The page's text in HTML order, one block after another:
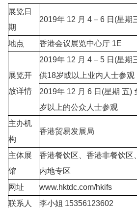
展览日
期
2019年 12 月 4 – 6 日(星期
地点 香港会议展览中心厅 1E
展览开
放详情
2019年 12 月 4 – 5 日(星期
供18岁或以上业内人士参观
2019年 12 月 6 日(星期 五)
岁以上的公众人士参观
主办机
构
香港贸易发展局
主体展
馆
香港餐饮区、香港非餐饮区
内地专区
网址
www.hktdc.com/hkifs
联系人
李小姐 15356123602